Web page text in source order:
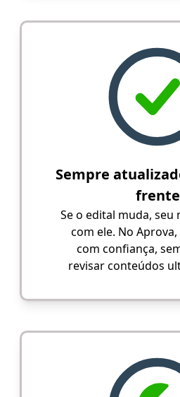
Sempre
frente
Se o edital muda, seu
com ele. No
com confiança,
revisar conteúdos